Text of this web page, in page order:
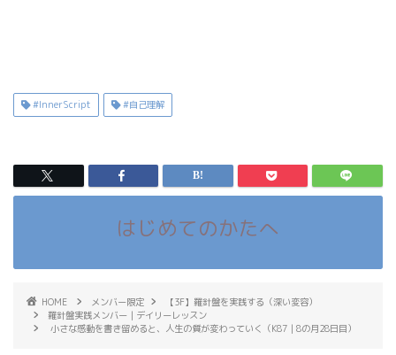
#InnerScript #自己理解
はじめてのかたへ
HOME メンバー限定
【3F】羅針盤を実践する（深い変容）
羅針盤実践メンバー｜デイリーレッスン
小さな感動を書き留めると、人生の質が変わっていく（K87｜8の月28日目）